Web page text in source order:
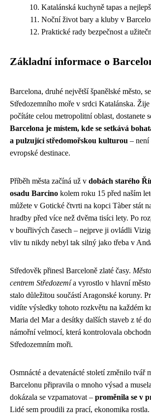
Katalánská kuchyně tapas a
Noční život bary a kluby v
Praktické rady bezpečnost a
Základní informace o
Barcelona, druhé největší španělské město,
Středozemního moře v srdci Katalánska.
počítáte celou metropolitní oblast, dostanete
Barcelona je místem, kde se setkává
a pulzující středomořskou kulturou – není
evropské destinace.
Příběh města začíná už v dobách starého
osadu Barcino kolem roku 15 před naším
můžete v Gotické čtvrti na kopci Tàber stát
hradby před více než dvěma tisíci lety. Po
v bouřlivých časech – nejprve ji ovládli
vliv tu nikdy nebyl tak silný jako třeba v
Středověk přinesl Barceloně zlaté časy.
centrem Středozemía vyrostlo v hlavní
stalo důležitou součástí Aragonské koruny.
vidíte výsledky tohoto rozkvětu na každém
Maria del Mar a desítky dalších staveb z té
námořní velmocí, která kontrolovala
Středozemním moři.
Osmnácté a devatenácté století změnilo tvář
Barcelonu připravila o mnoho výsad a
dokázala se vzpamatovat – proměnila se v
Lidé sem proudili za prací, ekonomika